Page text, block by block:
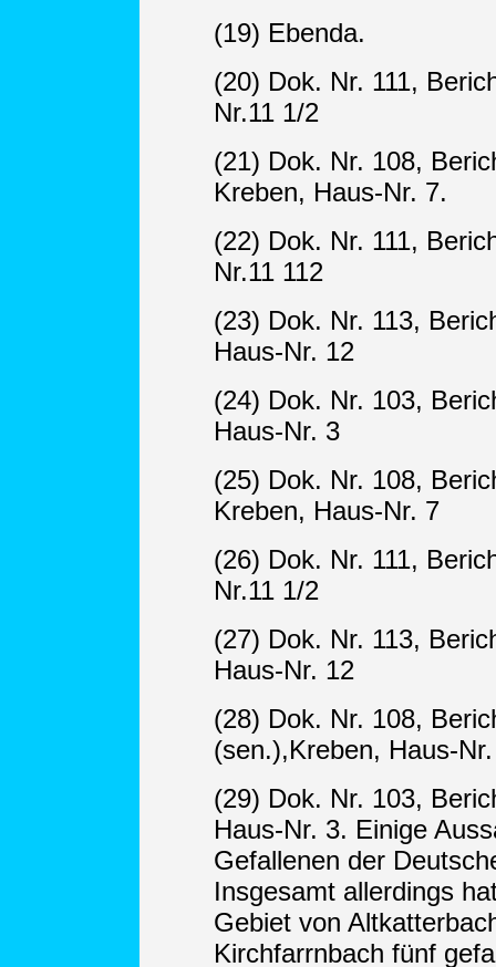
(19) Ebenda.
(20) Dok. Nr. 111,
Nr.11 1/2
(21) Dok. Nr. 108,
Kreben, Haus-Nr. 7.
(22) Dok. Nr. 111,
Nr.11 112
(23) Dok. Nr. 113,
Haus-Nr. 12
(24) Dok. Nr. 103,
Haus-Nr. 3
(25) Dok. Nr. 108,
Kreben, Haus-Nr. 7
(26) Dok. Nr. 111,
Nr.11 1/2
(27) Dok. Nr. 113,
Haus-Nr. 12
(28) Dok. Nr. 108,
(sen.),Kreben, Haus-
(29) Dok. Nr. 103,
Haus-Nr. 3. Einige
Gefallenen der
Insgesamt allerdings
Gebiet von
Kirchfarrnbach fünf